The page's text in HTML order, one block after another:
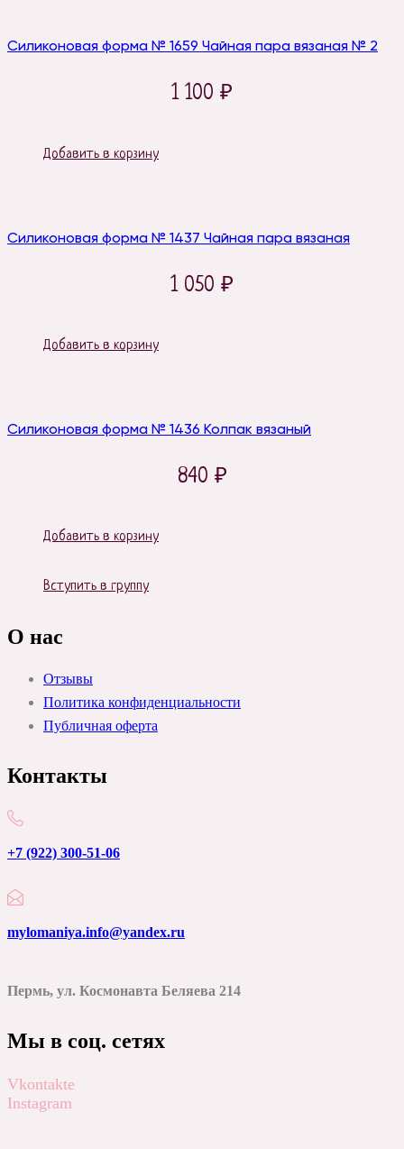
Силиконовая форма № 1659 Чайная пара вязаная № 2
1 100 ₽
Добавить в корзину
Силиконовая форма № 1437 Чайная пара вязаная
1 050 ₽
Добавить в корзину
Силиконовая форма № 1436 Колпак вязаный
840 ₽
Добавить в корзину
Вступить в группу
О нас
Отзывы
Политика конфиденциальности
Публичная оферта
Контакты
+7 (922) 300-51-06
mylomaniya.info@yandex.ru
Пермь, ул. Космонавта Беляева 214
Мы в соц. сетях
Vkontakte
Instagram